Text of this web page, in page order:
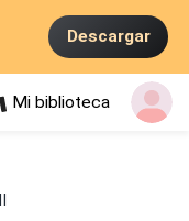
Descargar
Mi biblioteca